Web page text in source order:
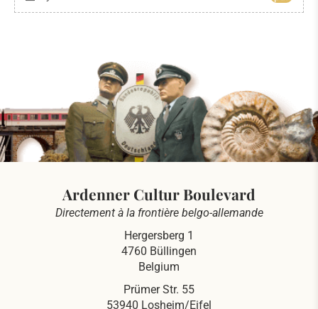
Ardenner Cultur Boulevard
Directement à la frontière belgo-allemande
Hergersberg 1
4760 Büllingen
Belgium
Prümer Str. 55
53940 Losheim/Eifel